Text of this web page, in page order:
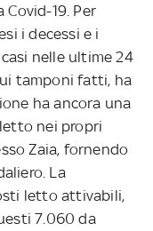
19. Per
i decessi e i
nelle ultime 24
tamponi fatti, ha
ha ancora una
nei propri
Zaia, fornendo
La
letto attivabili,
7.060 da